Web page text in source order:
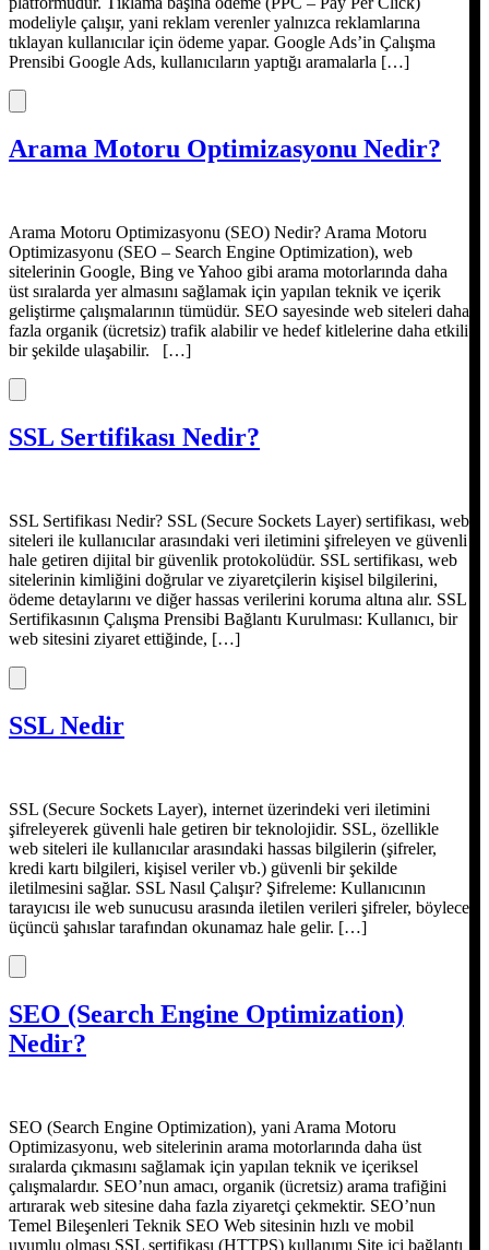
modeliyle çalışır, yani reklam verenler yalnızca reklamlarına
tıklayan kullanıcılar için ödeme yapar. Google Ads’in Çalışma
Prensibi Google Ads, kullanıcıların yaptığı aramalarla […]
Arama Motoru Optimizasyonu Nedir?
Arama Motoru Optimizasyonu (SEO) Nedir? Arama Motoru
Optimizasyonu (SEO – Search Engine Optimization), web
sitelerinin Google, Bing ve Yahoo gibi arama motorlarında daha
üst sıralarda yer almasını sağlamak için yapılan teknik ve içerik
geliştirme çalışmalarının tümüdür. SEO sayesinde web siteleri daha
fazla organik (ücretsiz) trafik alabilir ve hedef kitlelerine daha etkili
bir şekilde ulaşabilir. […]
SSL Sertifikası Nedir?
SSL Sertifikası Nedir? SSL (Secure Sockets Layer) sertifikası, web
siteleri ile kullanıcılar arasındaki veri iletimini şifreleyen ve güvenli
hale getiren dijital bir güvenlik protokolüdür. SSL sertifikası, web
sitelerinin kimliğini doğrular ve ziyaretçilerin kişisel bilgilerini,
ödeme detaylarını ve diğer hassas verilerini koruma altına alır. SSL
Sertifikasının Çalışma Prensibi Bağlantı Kurulması: Kullanıcı, bir
web sitesini ziyaret ettiğinde, […]
SSL Nedir
SSL (Secure Sockets Layer), internet üzerindeki veri iletimini
şifreleyerek güvenli hale getiren bir teknolojidir. SSL, özellikle
web siteleri ile kullanıcılar arasındaki hassas bilgilerin (şifreler,
kredi kartı bilgileri, kişisel veriler vb.) güvenli bir şekilde
iletilmesini sağlar. SSL Nasıl Çalışır? Şifreleme: Kullanıcının
tarayıcısı ile web sunucusu arasında iletilen verileri şifreler, böylece
üçüncü şahıslar tarafından okunamaz hale gelir. […]
SEO (Search Engine Optimization)
Nedir?
SEO (Search Engine Optimization), yani Arama Motoru
Optimizasyonu, web sitelerinin arama motorlarında daha üst
sıralarda çıkmasını sağlamak için yapılan teknik ve içeriksel
çalışmalardır. SEO’nun amacı, organik (ücretsiz) arama trafiğini
artırarak web sitesine daha fazla ziyaretçi çekmektir. SEO’nun
Temel Bileşenleri Teknik SEO Web sitesinin hızlı ve mobil
uyumlu olması SSL sertifikası (HTTPS) kullanımı Site içi bağlantı